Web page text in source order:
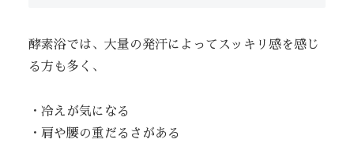
酵素浴では、大量の発汗によってスッキリ感を感じ
る方も多く、
・冷えが気になる
・肩や腰の重だるさがある